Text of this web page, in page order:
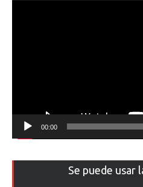
00:00
Se puede usar